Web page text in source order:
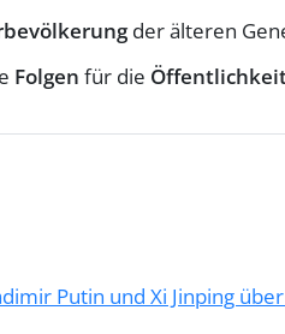
der älteren
Folgen für die
Putin und Xi Jinping